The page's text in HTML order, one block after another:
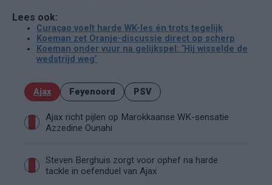
Lees ook:
Curaçao voelt harde WK-les én trots tegelijk
Koeman zet Oranje-discussie direct op scherp
Koeman onder vuur na gelijkspel: ‘Hij wisselde de
wedstrijd weg’
Ajax Feyenoord PSV
Ajax richt pijlen op Marokkaanse WK-sensatie
Azzedine Ounahi
Steven Berghuis zorgt voor ophef na harde
tackle in oefenduel van Ajax